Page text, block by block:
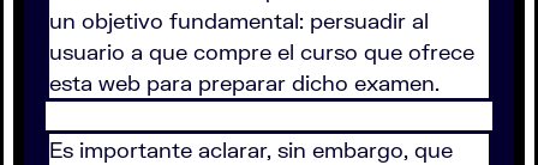
un objetivo fundamental: persuadir al
usuario a que compre el curso que ofrece
esta web para preparar dicho examen.
Es importante aclarar, sin embargo, que